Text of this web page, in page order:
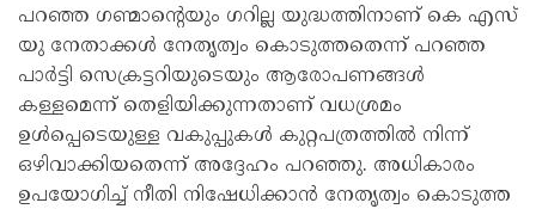
പറഞ്ഞ ഗണ്മാന്റെയും ഗറില്ല യുദ്ധത്തിനാണ് കെ എസ്
യു നേതാക്കൾ നേതൃത്വം കൊടുത്തതെന്ന് പറഞ്ഞ
പാർട്ടി സെക്രട്ടറിയുടെയും ആരോപണങ്ങൾ
കള്ളമെന്ന് തെളിയിക്കുന്നതാണ് വധശ്രമം
ഉൾപ്പെടെയുള്ള വകുപ്പുകൾ കുറ്റപത്രത്തിൽ നിന്ന്
ഒഴിവാക്കിയതെന്ന് അദ്ദേഹം പറഞ്ഞു. അധികാരം
ഉപയോഗിച്ച് നീതി നിഷേധിക്കാൻ നേതൃത്വം കൊടുത്ത